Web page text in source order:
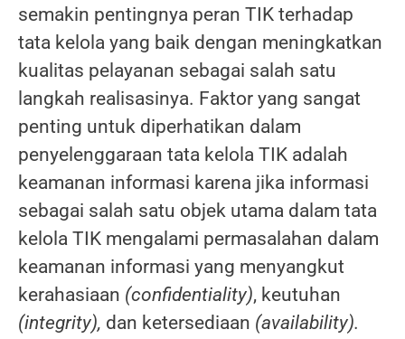
semakin pentingnya peran TIK terhadap
tata kelola yang baik dengan meningkatkan
kualitas pelayanan sebagai salah satu
langkah realisasinya. Faktor yang sangat
penting untuk diperhatikan dalam
penyelenggaraan tata kelola TIK adalah
keamanan informasi karena jika informasi
sebagai salah satu objek utama dalam tata
kelola TIK mengalami permasalahan dalam
keamanan informasi yang menyangkut
kerahasiaan (confidentiality), keutuhan
(integrity), dan ketersediaan (availability).